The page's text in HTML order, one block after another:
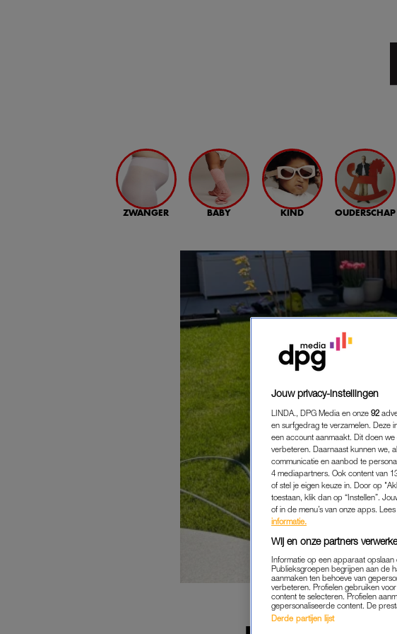
ZWANGER BABY KIND OUDERSCHAP
Jouw privacy-instellingen
LINDA., DPG Media en onze 92
en surfgedrag te verzamelen. Deze
een account aanmaakt. Dit doen
verbeteren. Daarnaast kunnen we,
communicatie en aanbod te
4 mediapartners. Ook content van
of stel je eigen keuze in. Door op
toestaan, klik dan op “Instellen”.
of in de menu’s van onze apps.
informatie.
Wij en onze partners
Informatie op een apparaat
Publieksgroepen begrijpen aan de
aanmaken ten behoeve van
verbeteren. Profielen gebruiken
content te selecteren. Profielen
gepersonaliseerde content. De
Derde partijen lijst